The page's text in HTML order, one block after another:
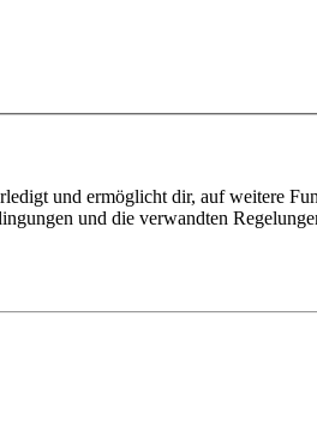
und ermöglicht dir, auf weitere
und die verwandten